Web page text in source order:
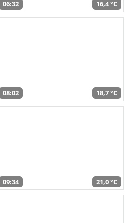
06:32 16,4 °C
08:02 18,7 °C
09:34 21,0 °C